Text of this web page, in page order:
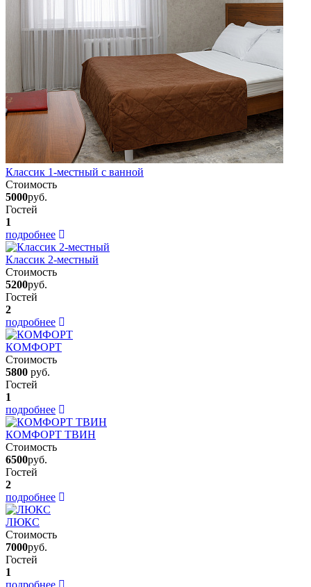
Классик 1-местный с ванной
Стоимость
5000руб.
Гостей
1
подробнее
Классик 2-местный
Стоимость
5200руб.
Гостей
2
подробнее
КОМФОРТ
Стоимость
5800 руб.
Гостей
1
подробнее
КОМФОРТ ТВИН
Стоимость
6500руб.
Гостей
2
подробнее
ЛЮКС
Стоимость
7000руб.
Гостей
1